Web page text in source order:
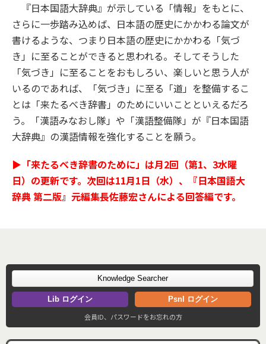
『日本国語大辞典』が示している「情報」をもとに、
さらに一歩踏み込めば、日本語の歴史にかかわる論文が
書けるような、つまり日本語の歴史にかかわる「気づ
き」に至ることができると思われる。そしてそうした
「気づき」に至ることをおもしろい、楽しいと思う人が
いるのであれば、「気づき」に至る「道」を整備するこ
とは「来たるべき辞書」のためにいいことといえるだろ
う。「漢語みなおし隊」や「漢語整備隊」が『日本国語
大辞典』の漢語情報を強化することを願う。
▶「来たるべき辞書のために」は月2回（第1、3水曜
日）の更新です。次回は11月1日（水）、『日本国語大
辞典 第二版』元編集長佐藤宏さんによる回答編です。
Knowledge Searcher
Lib ログイン Psnl ログイン
会員ID、パスワードをお忘れの方